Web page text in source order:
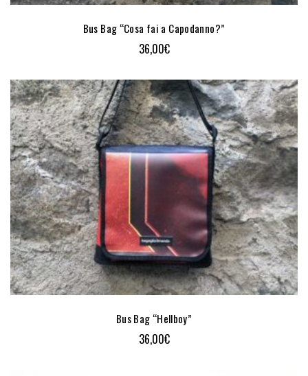
Bus Bag “Cosa fai a Capodanno?”
36,00€
Bus Bag “Hellboy”
36,00€